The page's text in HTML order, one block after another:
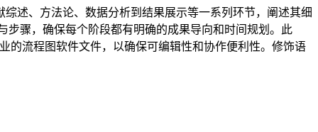
述、方法论、数据分析到结果展示等一系列环节，阐述其细